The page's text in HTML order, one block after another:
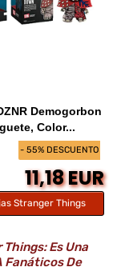
- 55% DESCUENTO
Demogorbon
Color...
11,18 EUR
Stranger Things
Es Una
Fanáticos De